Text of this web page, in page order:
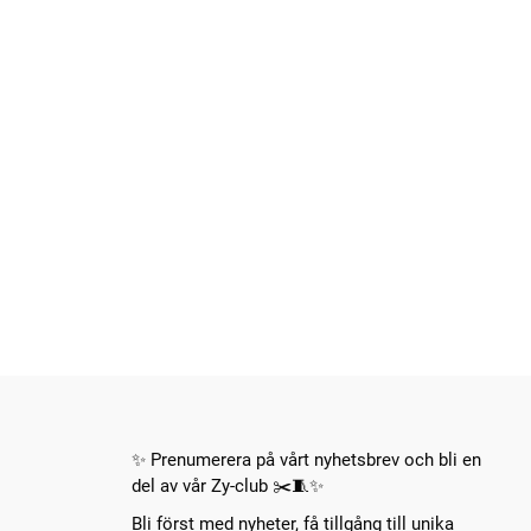
✨ Prenumerera på vårt nyhetsbrev och bli en
del av vår Zy-club ✂️🧵✨
Bli först med nyheter, få tillgång till unika